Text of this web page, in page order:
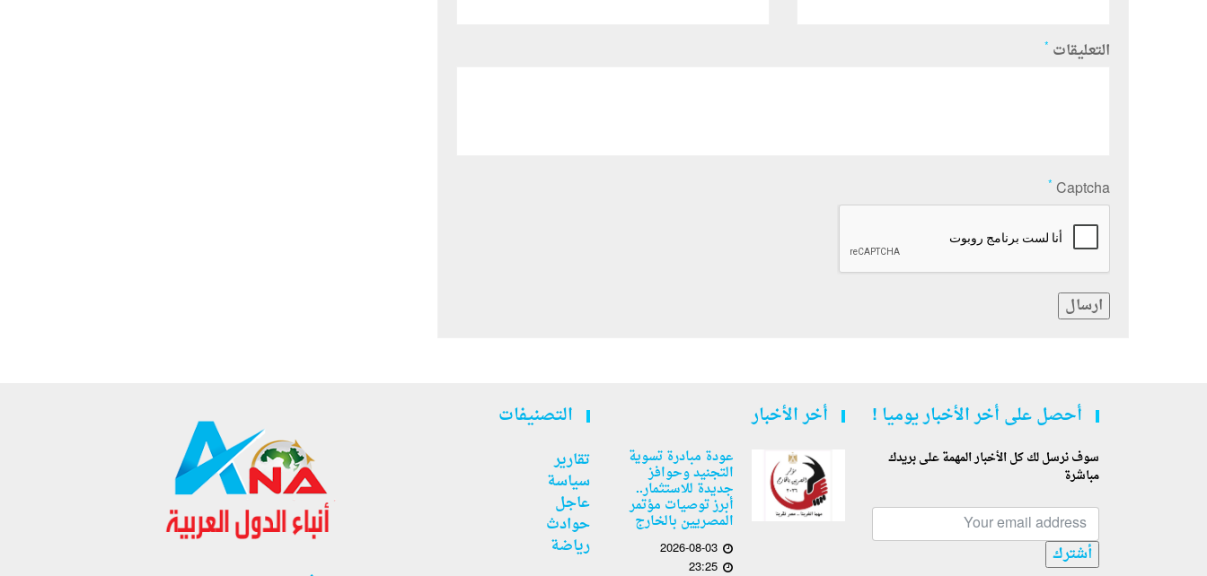
التعليقات *
Captcha
*
ارسال
أحصل على أخر الأخبار يوميا !
سوف نرسل لك كل الأخبار المهمة على بريدك
مباشرة
أشترك
أخر الأخبار
عودة مبادرة تسوية
التجنيد وحوافز
جديدة للاستثمار..
أبرز توصيات مؤتمر
المصريين بالخارج
2026-08-03
23:25
التصنيفات
تقارير
سياسة
عاجل
حوادث
رياضة